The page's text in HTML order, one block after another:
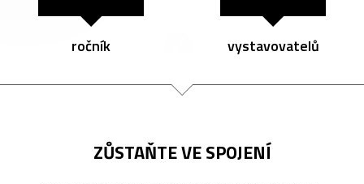
ročník vystavovatelů
ZŮSTAŇTE VE SPOJENÍ